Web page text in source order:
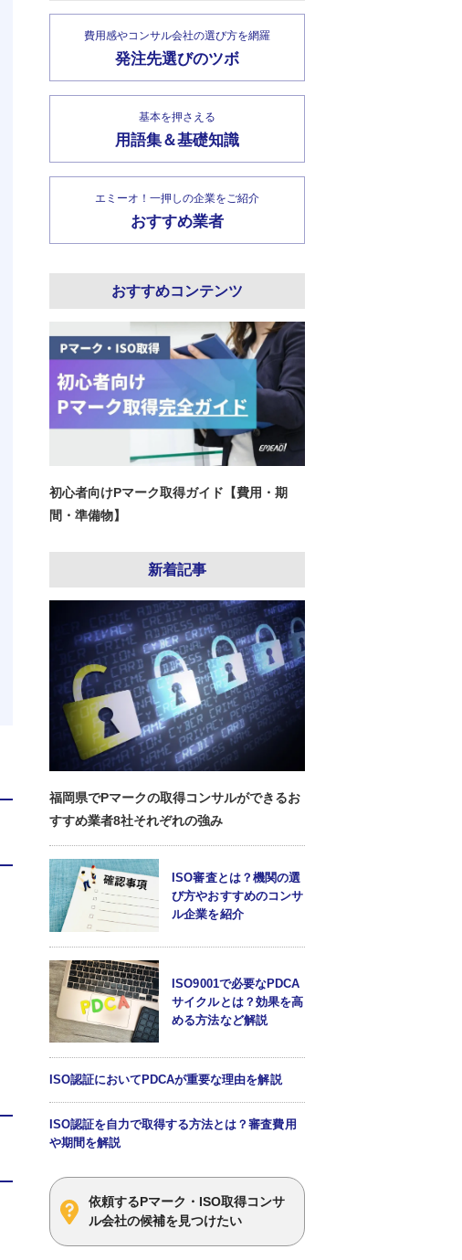
費用感やコンサル会社の選び方を網羅
発注先選びのツボ
基本を押さえる
用語集＆基礎知識
エミーオ！一押しの企業をご紹介
おすすめ業者
おすすめコンテンツ
初心者向けPマーク取得ガイド【費用・期
間・準備物】
新着記事
福岡県でPマークの取得コンサルができるお
すすめ業者8社それぞれの強み
ISO審査とは？機関の選
び方やおすすめのコンサ
ル企業を紹介
ISO9001で必要なPDCA
サイクルとは？効果を高
める方法など解説
ISO認証においてPDCAが重要な理由を解説
ISO認証を自力で取得する方法とは？審査費用
や期間を解説
依頼するPマーク・ISO取得コンサ
ル会社の候補を見つけたい